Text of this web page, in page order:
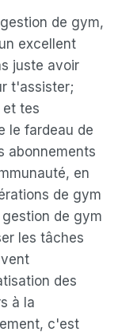
de gym,
excellent
juste avoir
t'assister;
tes
le fardeau de
abonnements
en
de gym
de gym
les tâches
des
à la
c'est